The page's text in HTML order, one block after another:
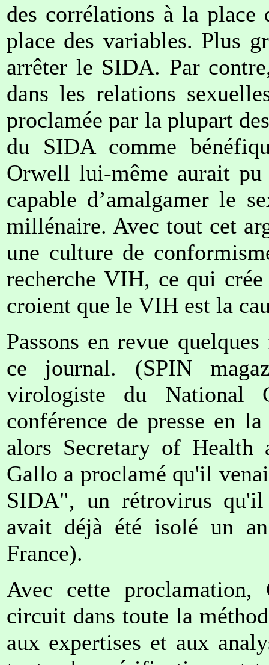
des corrélations à la place
place des variables. Plus
arrêter le SIDA. Par
dans les relations
proclamée par la plupart
du SIDA comme
Orwell lui-même aurait
capable d’amalgamer le
millénaire. Avec tout cet
une culture de
recherche VIH, ce qui
croient que le VIH est la
Passons en revue
ce journal. (SPIN
virologiste du National
conférence de presse en
alors Secretary of Health
Gallo a proclamé qu'il
SIDA", un rétrovirus
avait déjà été isolé un
France).
Avec cette
circuit dans toute la
aux expertises et aux